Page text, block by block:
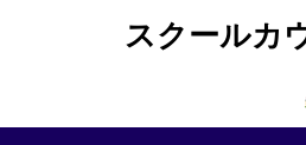
スクールカ